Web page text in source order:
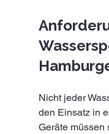
Nicht jeder
den Einsatz in
Geräte müssen